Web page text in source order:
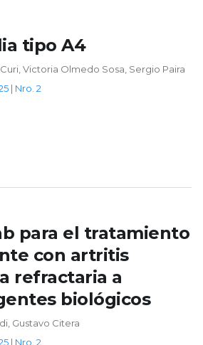
tipo A4
Victoria Olmedo Sosa, Sergio Paira
| Nro. 2
para el tratamiento
con artritis
refractaria a
biológicos
Gustavo Citera
| Nro. 2